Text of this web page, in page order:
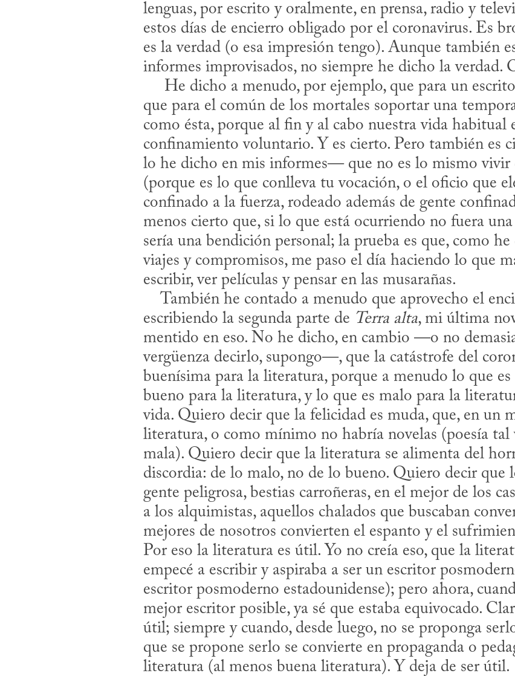
lenguas, por escrito y oralmente, en prensa, radio y
estos días de encierro obligado por el coronavirus. Es
es la verdad (o esa impresión tengo). Aunque también
informes improvisados, no siempre he dicho la verdad.
que para el común de los mortales soportar una
como ésta, porque al fin y al cabo nuestra vida habitual
confinamiento voluntario. Y es cierto. Pero también es
lo he dicho en mis informes— que no es lo mismo vivir
(porque es lo que conlleva tu vocación, o el oficio que
confinado a la fuerza, rodeado además de gente
menos cierto que, si lo que está ocurriendo no fuera
sería una bendición personal; la prueba es que, como
viajes y compromisos, me paso el día haciendo lo que
escribir, ver películas y pensar en las musarañas.
escribiendo la segunda parte de Terra alta, mi última
mentido en eso. No he dicho, en cambio —o no
vergüenza decirlo, supongo—, que la catástrofe del
buenísima para la literatura, porque a menudo lo que
bueno para la literatura, y lo que es malo para la
vida. Quiero decir que la felicidad es muda, que, en un
literatura, o como mínimo no habría novelas (poesía tal
mala). Quiero decir que la literatura se alimenta del
discordia: de lo malo, no de lo bueno. Quiero decir que
gente peligrosa, bestias carroñeras, en el mejor de los
a los alquimistas, aquellos chalados que buscaban
mejores de nosotros convierten el espanto y el
Por eso la literatura es útil. Yo no creía eso, que la
empecé a escribir y aspiraba a ser un escritor
escritor posmoderno estadounidense); pero ahora,
mejor escritor posible, ya sé que estaba equivocado.
útil; siempre y cuando, desde luego, no se proponga
que se propone serlo se convierte en propaganda o
literatura (al menos buena literatura). Y deja de ser útil.